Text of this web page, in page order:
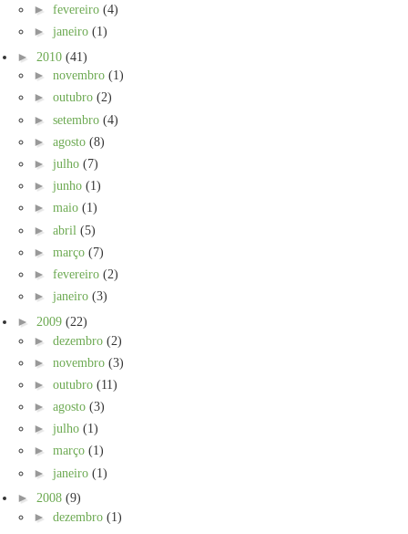
► fevereiro (4)
► janeiro (1)
► 2010 (41)
► novembro (1)
► outubro (2)
► setembro (4)
► agosto (8)
► julho (7)
► junho (1)
► maio (1)
► abril (5)
► março (7)
► fevereiro (2)
► janeiro (3)
► 2009 (22)
► dezembro (2)
► novembro (3)
► outubro (11)
► agosto (3)
► julho (1)
► março (1)
► janeiro (1)
► 2008 (9)
► dezembro (1)